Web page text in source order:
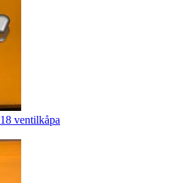
ventilkåpa